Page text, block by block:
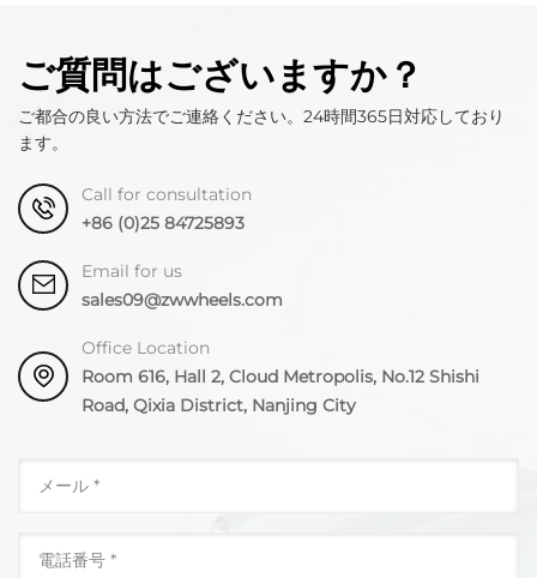
ご質問はございますか？
ご都合の良い方法でご連絡ください。24時間365日対応しており
ます。
Call for consultation
+86 (0)25 84725893
Email for us
sales09@zwwheels.com
Office Location
Room 616, Hall 2, Cloud Metropolis, No.12 Shishi
Road, Qixia District, Nanjing City